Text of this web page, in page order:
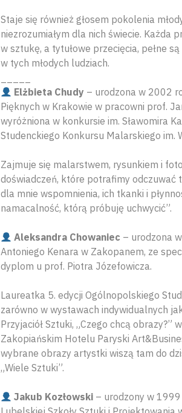
Staje się również głosem pokolenia
niezrozumiałym dla nich świecie. Każda
w sztukę, a tytułowe przecięcia, pełne
w tych młodych ludziach.
Elżbieta Chudy – urodzona w 2002
Pięknych w Krakowie w pracowni prof.
wyróżniona w konkursie im. Sławomira
Studenckiego Konkursu Malarskiego im.
Zajmuje się malarstwem, rysunkiem i
doświadczeń, które potrafimy odczuwać
dla mnie wspomnienia, ich tkanki i
namacalność, którą próbuję uchwycić”.
Aleksandra Chowaniec – urodzona
Antoniego Kenara w Zakopanem, ze
dyplom u prof. Piotra Józefowicza.
Laureatka 5. edycji Ogólnopolskiego
zarówno w wystawach indywidualnych
Przyjaciół Sztuki, „Czego chcą
Zakopiańskim Hotelu Paryski
wybrane obrazy artystki wiszą tam do
„Wiele Sztuki”.
Jakub Kozłowski – urodzony w